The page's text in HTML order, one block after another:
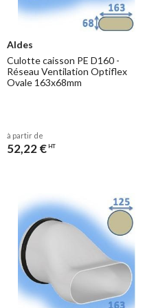
Aldes
Culotte caisson PE D160 -
Réseau Ventilation Optiflex
Ovale 163x68mm
à partir de
52,22 € HT